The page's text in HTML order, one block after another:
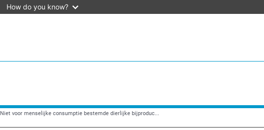
How do you know?
Niet voor menselijke consumptie bestemde dierlijke bijproduc...